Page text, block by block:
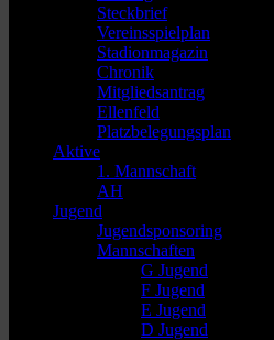
Steckbrief
Vereinsspielplan
Stadionmagazin
Chronik
Mitgliedsantrag
Ellenfeld
Platzbelegungsplan
Aktive
1. Mannschaft
AH
Jugend
Jugendsponsoring
Mannschaften
G Jugend
F Jugend
E Jugend
D Jugend